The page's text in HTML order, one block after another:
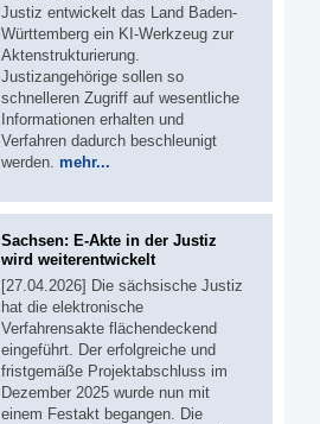
Justiz entwickelt das Land Baden-
Württemberg ein KI-Werkzeug zur
Aktenstrukturierung.
Justizangehörige sollen so
schnelleren Zugriff auf wesentliche
Informationen erhalten und
Verfahren dadurch beschleunigt
werden. mehr...
Sachsen: E-Akte in der Justiz
wird weiterentwickelt
[27.04.2026] Die sächsische Justiz
hat die elektronische
Verfahrensakte flächendeckend
eingeführt. Der erfolgreiche und
fristgemäße Projektabschluss im
Dezember 2025 wurde nun mit
einem Festakt begangen. Die